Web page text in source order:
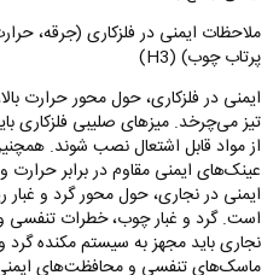
ملاحظات ایمنی در فلزکاری (جرقه،
پرتاب چوب) (H3
)
ایمنی در فلزکاری، حول محور حرارت
تیز می‌چرخد. میزهای صلیبی فلزکاری
از مواد قابل اشتعال نصب شوند.
عینک‌های ایمنی مقاوم در برابر حرارت
ایمنی در نجاری، حول محور گرد و غبار
است. گرد و غبار چوب، خطرات تنفسی و
نجاری باید مجهز به سیستم مکنده گرد و
ماسک‌های تنفسی و محافظت‌های